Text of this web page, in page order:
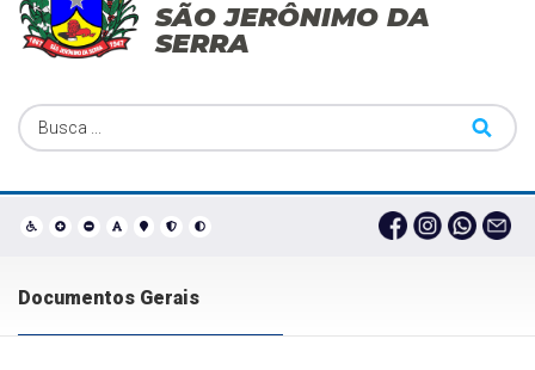
SÃO JERÔNIMO DA
SERRA
Documentos Gerais